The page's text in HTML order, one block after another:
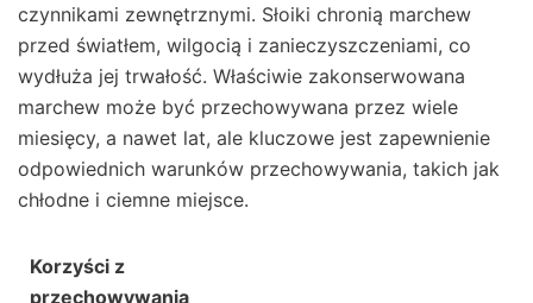
czynnikami zewnętrznymi. Słoiki chronią marchew
przed światłem, wilgocią i zanieczyszczeniami, co
wydłuża jej trwałość. Właściwie zakonserwowana
marchew może być przechowywana przez wiele
miesięcy, a nawet lat, ale kluczowe jest zapewnienie
odpowiednich warunków przechowywania, takich jak
chłodne i ciemne miejsce.
Korzyści z
przechowywania